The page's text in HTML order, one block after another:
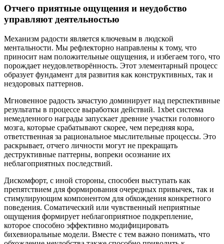
Отчего приятные ощущения и неудобство
управляют деятельностью
Механизм радости является ключевым в людской
ментальности. Мы рефлекторно направлены к тому, что
приносит нам положительные ощущения, и избегаем того, что
порождает неудовлетворённость. Этот элементарный процесс
образует фундамент для развития как конструктивных, так и
нездоровых паттернов.
Мгновенное радость зачастую доминирует над перспективные
результаты в процессе выработки действий. 1xbet система
немедленного награды запускает древние участки головного
мозга, которые срабатывают скорее, чем передняя кора,
ответственная за рациональное мыслительные процессы. Это
раскрывает, отчего личности могут не прекращать
деструктивные паттерны, вопреки осознание их
неблагоприятных последствий.
Дискомфорт, с иной стороны, способен выступать как
препятствием для формирования очередных привычек, так и
стимулирующим компонентом для обхождения конкретного
поведения. Соматический или чувственный неприятные
ощущения формирует неблагоприятное подкрепление,
которое способно эффективно модифицировать
бихевиоральные модели. Вместе с тем важно понимать, что